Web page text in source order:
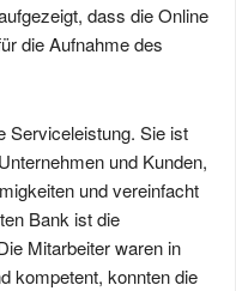
dass die Online
die Aufnahme des
Serviceleistung. Sie ist
und Kunden,
und vereinfacht
Bank ist die
Mitarbeiter waren in
kompetent, konnten die